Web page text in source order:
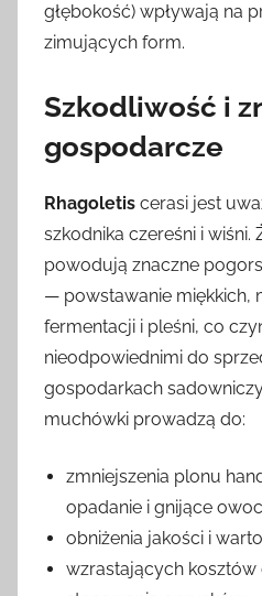
głębokość) wpływają na
zimujących form.
Szkodliwość i
gospodarcze
Rhagoletis cerasi jest
szkodnika czereśni i wiśni.
powodują znaczne
— powstawanie miękkich,
fermentacji i pleśni, co
nieodpowiednimi do
gospodarkach
muchówki prowadzą do:
zmniejszenia plonu
opadanie i gnijące
obniżenia jakości i
wzrastających